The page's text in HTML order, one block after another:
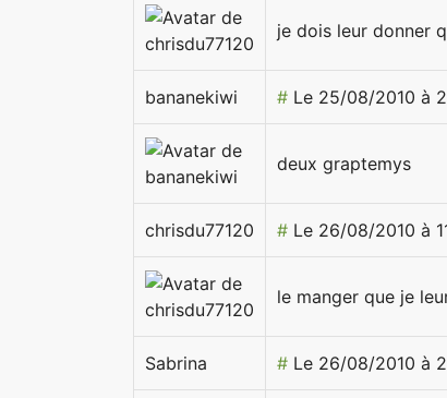
je dois leur donner
bananekiwi # Le 25/08/2010 à
deux graptemys
chrisdu77120 # Le 26/08/2010 à
le manger que je
Sabrina # Le 26/08/2010 à